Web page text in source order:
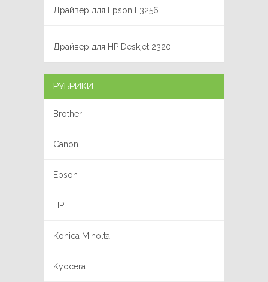
Драйвер для Epson L3256
Драйвер для HP Deskjet 2320
РУБРИКИ
Brother
Canon
Epson
HP
Konica Minolta
Kyocera